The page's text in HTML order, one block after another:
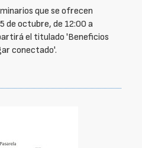
que se ofrecen
de octubre, de 12:00 a
el titulado 'Beneficios
conectado'.